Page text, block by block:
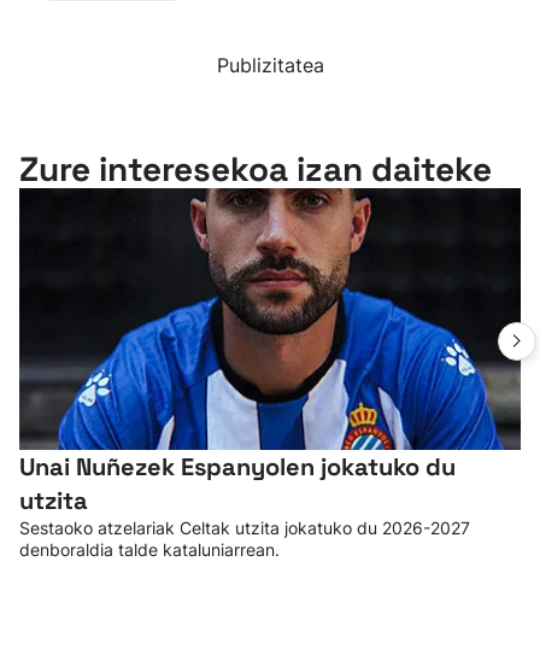
Publizitatea
Zure interesekoa izan daiteke
Unai Nuñezek Espanyolen jokatuko du
utzita
Sestaoko atzelariak Celtak utzita jokatuko du 2026-2027
denboraldia talde kataluniarrean.